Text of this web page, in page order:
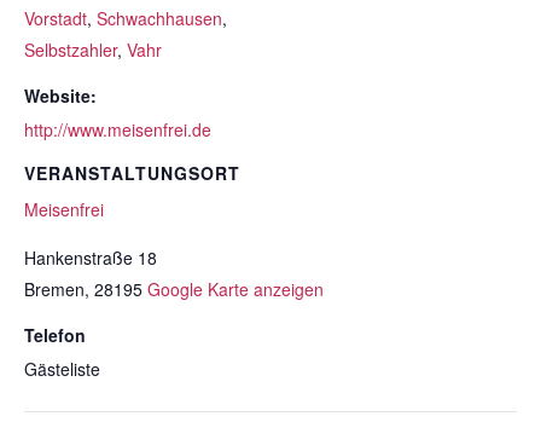
Vorstadt, Schwachhausen,
Selbstzahler, Vahr
Website:
http://www.meisenfrei.de
VERANSTALTUNGSORT
Meisenfrei
Hankenstraße 18
Bremen, 28195 Google Karte anzeigen
Telefon
Gästeliste